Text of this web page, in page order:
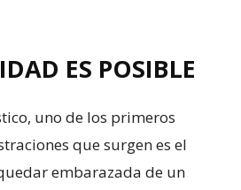
ES POSIBLE
uno de los primeros
que surgen es el
embarazada de un